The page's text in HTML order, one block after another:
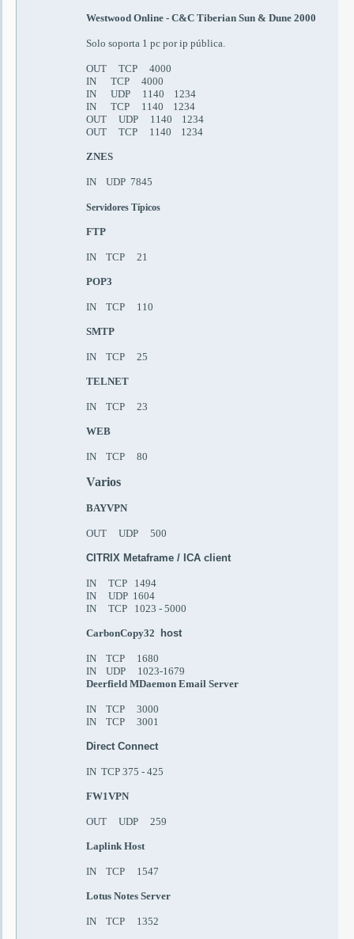
Westwood Online - C&C Tiberian Sun & Dune 2000
Solo soporta 1 pc por ip pública.
OUT TCP 4000
IN TCP 4000
IN UDP 1140 1234
IN TCP 1140 1234
OUT UDP 1140 1234
OUT TCP 1140 1234
ZNES
IN UDP 7845
Servidores Típicos
FTP
IN TCP 21
POP3
IN TCP 110
SMTP
IN TCP 25
TELNET
IN TCP 23
WEB
IN TCP 80
Varios
BAYVPN
OUT UDP 500
CITRIX Metaframe / ICA client
IN TCP 1494
IN UDP 1604
IN TCP 1023 - 5000
CarbonCopy32 host
IN TCP 1680
IN UDP 1023-1679
Deerfield MDaemon Email Server
IN TCP 3000
IN TCP 3001
Direct Connect
IN TCP 375 - 425
FW1VPN
OUT UDP 259
Laplink Host
IN TCP 1547
Lotus Notes Server
IN TCP 1352